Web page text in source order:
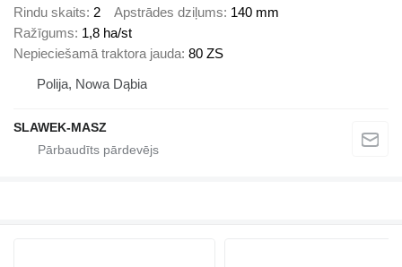
Rindu skaits 2 Apstrādes dziļums 140 mm
Ražīgums 1,8 ha/st
Nepieciešamā traktora jauda 80 ZS
Polija, Nowa Dąbia
SLAWEK-MASZ